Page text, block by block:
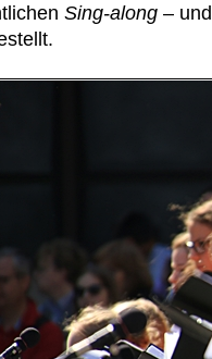
Sing-along –